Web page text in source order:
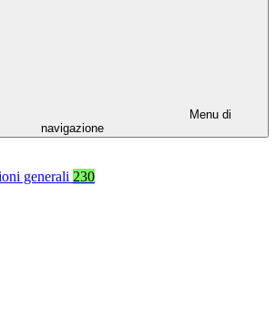
Menu di
navigazione
generali 230